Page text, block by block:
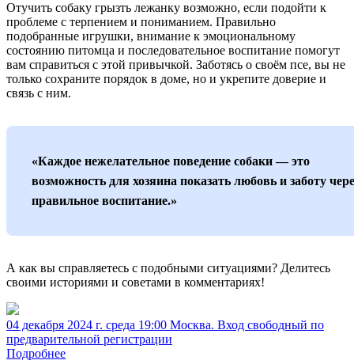
Отучить собаку грызть лежанку возможно, если подойти к
проблеме с терпением и пониманием. Правильно
подобранные игрушки, внимание к эмоциональному
состоянию питомца и последовательное воспитание помогут
вам справиться с этой привычкой. Заботясь о своём псе, вы не
только сохраните порядок в доме, но и укрепите доверие и
связь с ним.
«Каждое нежелательное поведение собаки — это
возможность для хозяина показать любовь и заботу
правильное воспитание.»
А как вы справляетесь с подобными ситуациями? Делитесь
своими историями и советами в комментариях!
04 декабря 2024 г. среда 19:00 Москва. Вход свободный по
предварительной регистрации
Подробнее